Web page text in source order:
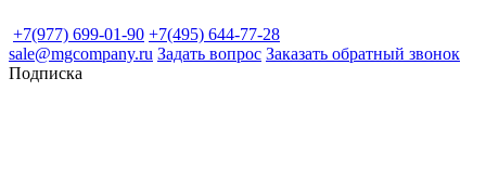
+7(977) 699-01-90 +7(495) 644-77-28
sale@mgcompany.ru Задать вопрос Заказать обратный звонок
Подписка